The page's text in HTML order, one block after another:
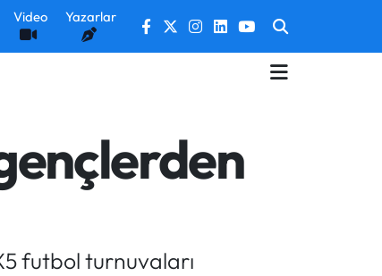
Video Yazarlar
futbol turnuvaları